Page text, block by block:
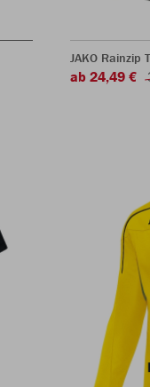
JAKO Rainzip
ab 24,49 €